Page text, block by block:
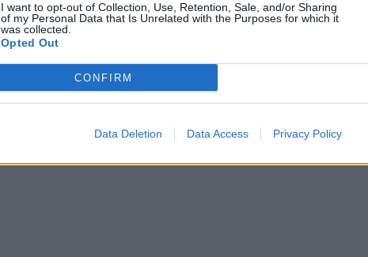
I want to opt-out of Collection, Use, Retention, Sale, and/or Sharing
of my Personal Data that Is Unrelated with the Purposes for which it
was collected.
Opted Out
CONFIRM
Data Deletion Data Access Privacy Policy